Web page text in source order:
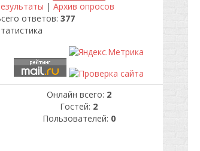
| Архив опросов
ответов: 377
Онлайн всего: 2
Гостей: 2
Пользователей: 0